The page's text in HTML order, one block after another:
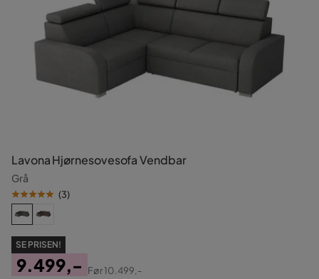
Lavona Hjørnesovesofa Vendbar
Grå
(3)
SE PRISEN!
9.499,-
Før10.499,-